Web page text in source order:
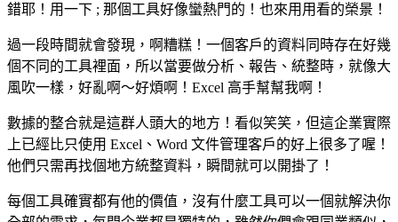
錯耶！用一下 ; 那個工具好像蠻熱門的！也來用用看的榮景！
過一段時間就會發現，啊糟糕！一個客戶的資料同時存在好幾
個不同的工具裡面，所以當要做分析、報告、統整時，就像大
風吹一樣，好亂啊～好煩啊！Excel 高手幫幫我啊！
數據的整合就是這群人頭大的地方！看似笑笑，但這企業實際
上已經比只使用 Excel、Word 文件管理客戶的好上很多了喔！
他們只需再找個地方統整資料，瞬間就可以開掛了！
每個工具確實都有他的價值，沒有什麼工具可以一個就解決你